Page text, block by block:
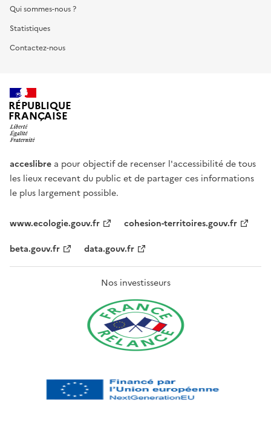
Qui sommes-nous ?
Statistiques
Contactez-nous
RÉPUBLIQUE
FRANÇAISE
acceslibre a pour objectif de recenser l'accessibilité de tous
les lieux recevant du public et de partager ces informations
le plus largement possible.
www.ecologie.gouv.fr
cohesion-territoires.gouv.fr
beta.gouv.fr
data.gouv.fr
Nos investisseurs